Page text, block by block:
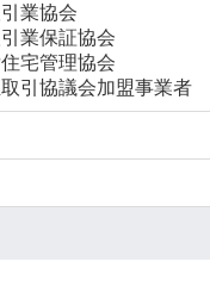
業協会
業保証協会
宅管理協会
引協議会加盟事業者